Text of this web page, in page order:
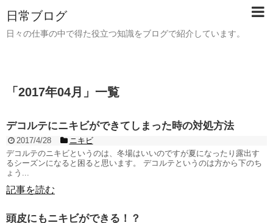
日常ブログ
日々の仕事の中で得た役立つ知識をブログで紹介しています。
「 2017年04月 」 一覧
デコルテにニキビができてしまった時の対処方法
2017/4/28
ニキビ
デコルテのニキビというのは、冬場はいいのですが夏になったり露出す
るシーズンになると困ると思います。 デコルテというのは方から下のち
ょう...
記事を読む
頭皮にもニキビができる！？